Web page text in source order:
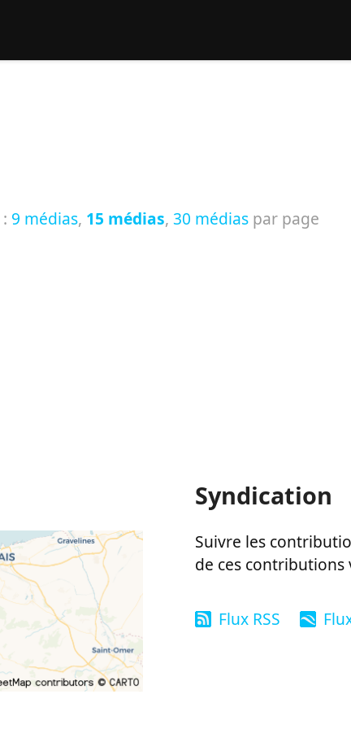
: 9 médias, 15 médias, 30 médias par page
Syndication
Suivre les
de ces
Flux RSS